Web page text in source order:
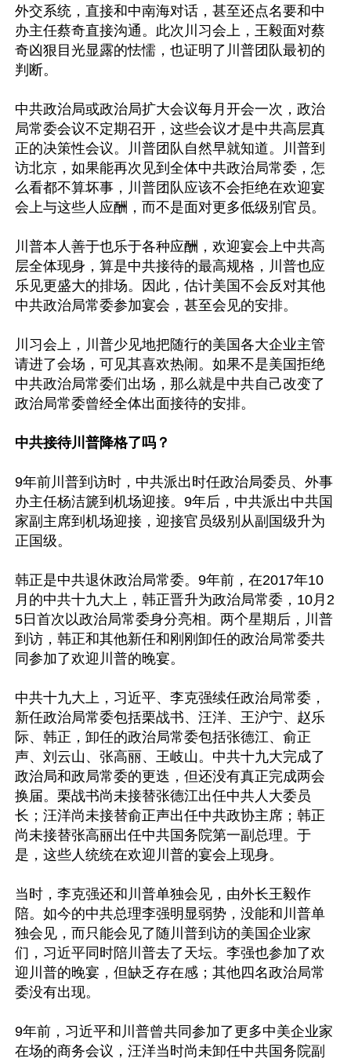
外交系统，直接和中南海对话，甚至还点名要和中
办主任蔡奇直接沟通。此次川习会上，王毅面对蔡
奇凶狠目光显露的怯懦，也证明了川普团队最初的
判断。
中共政治局或政治局扩大会议每月开会一次，政治
局常委会议不定期召开，这些会议才是中共高层真
正的决策性会议。川普团队自然早就知道。川普到
访北京，如果能再次见到全体中共政治局常委，怎
么看都不算坏事，川普团队应该不会拒绝在欢迎宴
会上与这些人应酬，而不是面对更多低级别官员。
川普本人善于也乐于各种应酬，欢迎宴会上中共高
层全体现身，算是中共接待的最高规格，川普也应
乐见更盛大的排场。因此，估计美国不会反对其他
中共政治局常委参加宴会，甚至会见的安排。
川习会上，川普少见地把随行的美国各大企业主管
请进了会场，可见其喜欢热闹。如果不是美国拒绝
中共政治局常委们出场，那么就是中共自己改变了
政治局常委曾经全体出面接待的安排。
中共接待川普降格了吗？
9年前川普到访时，中共派出时任政治局委员、外事
办主任杨洁篪到机场迎接。9年后，中共派出中共国
家副主席到机场迎接，迎接官员级别从副国级升为
正国级。
韩正是中共退休政治局常委。9年前，在2017年10
月的中共十九大上，韩正晋升为政治局常委，10月2
5日首次以政治局常委身分亮相。两个星期后，川普
到访，韩正和其他新任和刚刚卸任的政治局常委共
同参加了欢迎川普的晚宴。
中共十九大上，习近平、李克强续任政治局常委，
新任政治局常委包括栗战书、汪洋、王沪宁、赵乐
际、韩正，卸任的政治局常委包括张德江、俞正
声、刘云山、张高丽、王岐山。中共十九大完成了
政治局和政局常委的更迭，但还没有真正完成两会
换届。栗战书尚未接替张德江出任中共人大委员
长；汪洋尚未接替俞正声出任中共政协主席；韩正
尚未接替张高丽出任中共国务院第一副总理。于
是，这些人统统在欢迎川普的宴会上现身。
当时，李克强还和川普单独会见，由外长王毅作
陪。如今的中共总理李强明显弱势，没能和川普单
独会见，而只能会见了随川普到访的美国企业家
们，习近平同时陪川普去了天坛。李强也参加了欢
迎川普的晚宴，但缺乏存在感；其他四名政治局常
委没有出现。
9年前，习近平和川普曾共同参加了更多中美企业家
在场的商务会议，汪洋当时尚未卸任中共国务院副